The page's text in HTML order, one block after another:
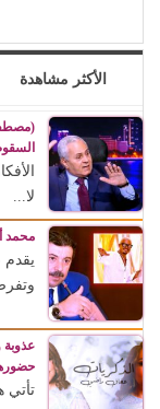
الأكثر مشاهدة
لا...
محمد
يقدم
تأتي